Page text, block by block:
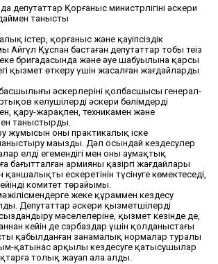
депутаттар Қорғаныс министрлігінің әскери
танысты
істер, қорғаныс және қауіпсіздік
Айгүл Құспан бастаған депутаттар тобы теңіз
бригадасында және әуе шабуылына қарсы
қызмет өткеру үшін жасалған жағдайларды
әскерлерінің қолбасшысы генерал-
келушілерді әскери бөлімдердің
қару-жарақпен, техникамен және
таныстырды.
жұмысын оның практикалық іске
маңызды. Дәл осындай кездесулер
елдің егемендігі мен оның аумақтық
бағытталған армияның қазіргі жағдайлары
қаншалықты ескеретінін түсінуге көмектеседі,
комитет төрайымы.
жеке құраммен кездесу
Депутаттар әскери қызметшілерді
мәселелеріне, қызмет кезінде де,
кейін де сарбаздар үшін қолданыстағы
қабылданған заңнамалық нормалар туралы
қатынас арқылы кездесуге қатысушылар
толық жауап ала алды.